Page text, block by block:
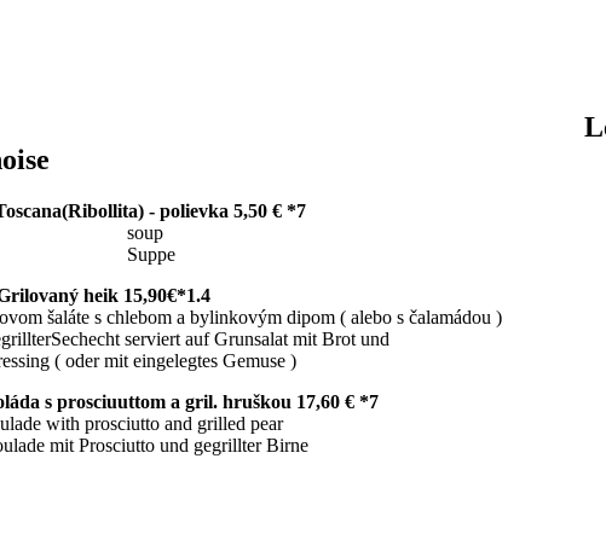
- polievka 5,50 € *7
heik 15,90€*1.4
chlebom a bylinkovým dipom ( alebo s čalamádou )
serviert auf Grunsalat mit Brot und
Gemuse )
s prosciuuttom a gril. hruškou 17,60 € *7
and grilled pear
gegrillter Birne